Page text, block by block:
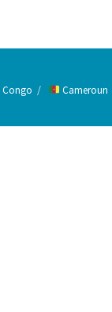
Congo Cameroun